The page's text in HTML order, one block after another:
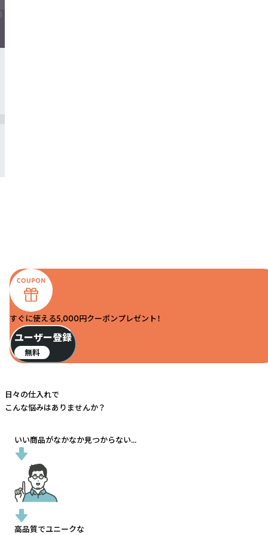
すぐに使える5,000円クーポンプレゼント！
ユーザー登録
無料
日々の仕入れで
こんな悩みはありませんか？
いい商品がなかなか見つからない...
高品質でユニークな